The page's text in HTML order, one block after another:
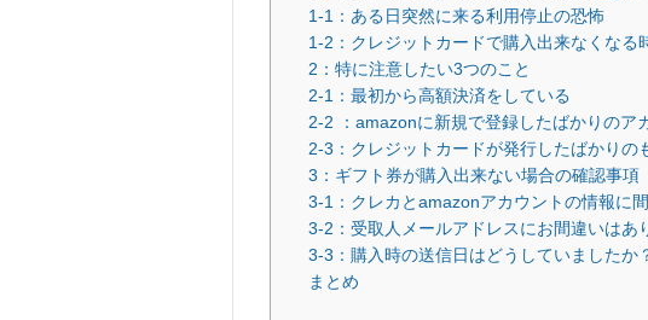
1-1：ある日突然に来る利用停止の恐怖
1-2：クレジットカードで購入出来なくなる
2：特に注意したい3つのこと
2-1：最初から高額決済をしている
2-2 ：amazonに新規で登録したばかりのア
2-3：クレジットカードが発行したばかりの
3：ギフト券が購入出来ない場合の確認事項
3-1：クレカとamazonアカウントの情報に
3-2：受取人メールアドレスにお間違いはあ
3-3：購入時の送信日はどうしていましたか
まとめ